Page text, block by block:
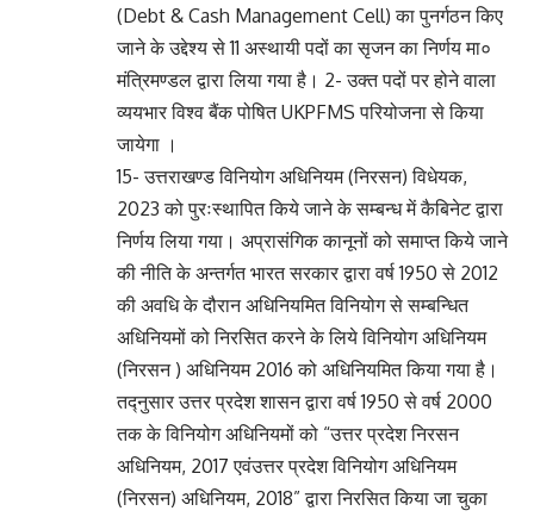
(Debt & Cash Management Cell) का पुनर्गठन किए
जाने के उद्देश्य से 11 अस्थायी पदों का सृजन का निर्णय मा०
मंत्रिमण्डल द्वारा लिया गया है। 2- उक्त पदों पर होने वाला
व्ययभार विश्व बैंक पोषित UKPFMS परियोजना से किया
जायेगा ।
15- उत्तराखण्ड विनियोग अधिनियम (निरसन) विधेयक,
2023 को पुरःस्थापित किये जाने के सम्बन्ध में कैबिनेट द्वारा
निर्णय लिया गया। अप्रासंगिक कानूनों को समाप्त किये जाने
की नीति के अन्तर्गत भारत सरकार द्वारा वर्ष 1950 से 2012
की अवधि के दौरान अधिनियमित विनियोग से सम्बन्धित
अधिनियमों को निरसित करने के लिये विनियोग अधिनियम
(निरसन ) अधिनियम 2016 को अधिनियमित किया गया है।
तद्नुसार उत्तर प्रदेश शासन द्वारा वर्ष 1950 से वर्ष 2000
तक के विनियोग अधिनियमों को “उत्तर प्रदेश निरसन
अधिनियम, 2017 एवंउत्तर प्रदेश विनियोग अधिनियम
(निरसन) अधिनियम, 2018” द्वारा निरसित किया जा चुका